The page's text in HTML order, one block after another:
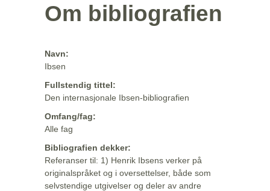
Om bibliografien
Navn:
Ibsen
Fullstendig tittel:
Den internasjonale Ibsen-bibliografien
Omfang/fag:
Alle fag
Bibliografien dekker:
Referanser til: 1) Henrik Ibsens verker på
originalspråket og i oversettelser, både som
selvstendige utgivelser og deler av andre